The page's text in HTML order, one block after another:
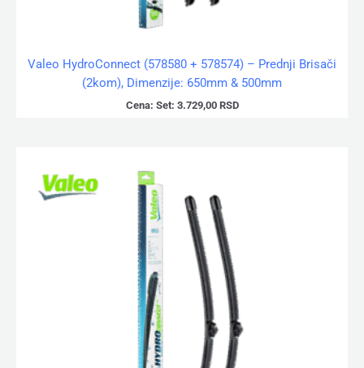
Valeo HydroConnect (578580 + 578574) – Prednji Brisači
(2kom), Dimenzije: 650mm & 500mm
Cena: Set: 3.729,00 RSD